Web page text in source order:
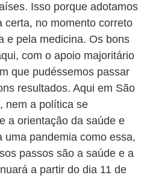
Isso porque adotamos
certa, no momento correto
e pela medicina. Os bons
com o apoio majoritário
que pudéssemos passar
resultados. Aqui em São
nem a política se
a orientação da saúde e
uma pandemia como essa,
passos são a saúde e a
a partir do dia 11 de